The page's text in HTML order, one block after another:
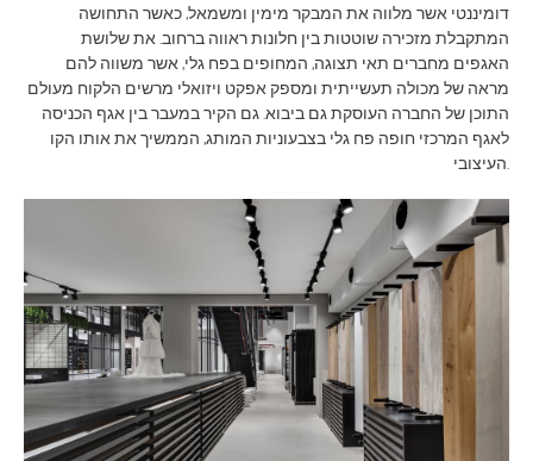
דומיננטי אשר מלווה את המבקר מימין ומשמאל, כאשר התחושה
המתקבלת מזכירה שוטטות בין חלונות ראווה ברחוב. את שלושת
האגפים מחברים תאי תצוגה, המחופים בפח גלי, אשר משווה להם
מראה של מכולה תעשייתית ומספק אפקט ויזואלי מרשים הלקוח מעולם
התוכן של החברה העוסקת גם ביבוא. גם הקיר במעבר בין אגף הכניסה
לאגף המרכזי חופה פח גלי בצבעוניות המותג, הממשיך את אותו הקו